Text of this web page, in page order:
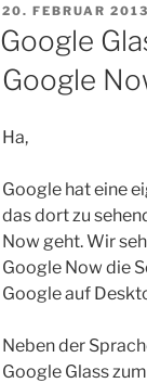
VERÖFFENTLICHT
AM
20. FEBRUAR 2013
Google
Google
Ha,
Google hat eine
das dort zu
Now geht. Wir
Google Now die
Google auf
Neben der
Google Glass